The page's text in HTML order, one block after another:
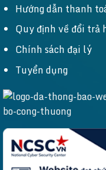
Hướng dẫn thanh
Quy định về đổi trả
Chính sách đại lý
Tuyển dụng